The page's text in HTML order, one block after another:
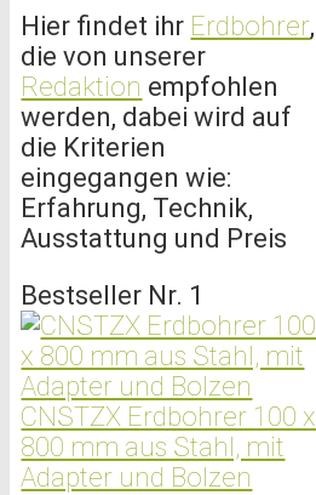
Hier findet ihr Erdbohrer,
die von unserer
Redaktion empfohlen
werden, dabei wird auf
die Kriterien
eingegangen wie:
Erfahrung, Technik,
Ausstattung und Preis
Bestseller Nr. 1
CNSTZX Erdbohrer 100 x
800 mm aus Stahl, mit
Adapter und Bolzen